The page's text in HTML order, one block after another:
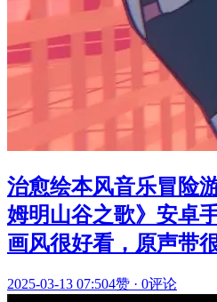
治愈绘本风音乐冒险
姆明山谷之歌》安卓
画风很好看，原声带
2025-03-13 07:504赞 · 0评论